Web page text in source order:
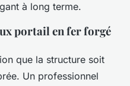
à long terme.
portail en fer forgé
que la structure soit
Un professionnel